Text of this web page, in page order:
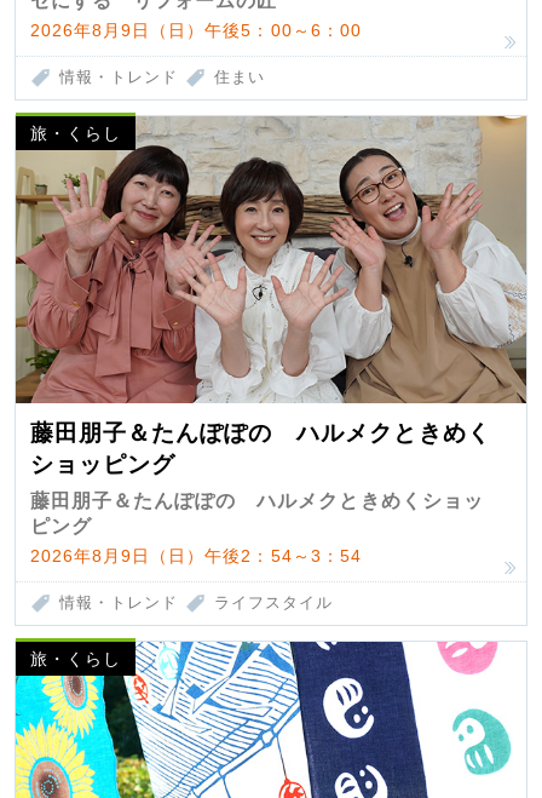
2026年8月9日（日）午後5：00～6：00
情報・トレンド 住まい
旅・くらし
藤田朋子＆たんぽぽの ハルメクときめく
ショッピング
藤田朋子＆たんぽぽの ハルメクときめくショッ
ピング
2026年8月9日（日）午後2：54～3：54
情報・トレンド ライフスタイル
旅・くらし